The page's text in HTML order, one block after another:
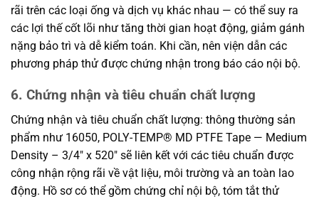
rãi trên các loại ống và dịch vụ khác nhau — có thể suy ra
các lợi thế cốt lõi như tăng thời gian hoạt động, giảm gánh
nặng bảo trì và dễ kiểm toán. Khi cần, nên viện dẫn các
phương pháp thử được chứng nhận trong báo cáo nội bộ.
6. Chứng nhận và tiêu chuẩn chất lượng
Chứng nhận và tiêu chuẩn chất lượng: thông thường sản
phẩm như 16050, POLY-TEMP® MD PTFE Tape — Medium
Density – 3/4″ x 520″ sẽ liên kết với các tiêu chuẩn được
công nhận rộng rãi về vật liệu, môi trường và an toàn lao
động. Hồ sơ có thể gồm chứng chỉ nội bộ, tóm tắt thử